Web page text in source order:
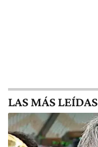
LAS MÁS LEÍDAS